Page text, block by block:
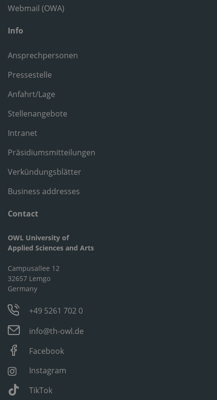
Webmail (OWA)
Info
Ansprechpersonen
Pressestelle
Anfahrt/Lage
Stellenangebote
Intranet
Präsidiumsmitteilungen
Verkündungsblätter
Business addresses
Contact
OWL University of
Applied Sciences and Arts
Campusallee 12
32657 Lemgo
Germany
+49 5261 702 0
info@th-owl.de
Facebook
Instagram
TikTok